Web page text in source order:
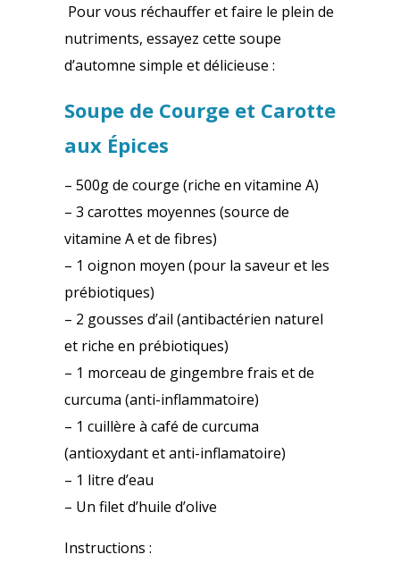
Pour vous réchauffer et faire le plein de
nutriments, essayez cette soupe
d’automne simple et délicieuse :
Soupe de Courge et Carotte
aux Épices
– 500g de courge (riche en vitamine A)
– 3 carottes moyennes (source de
vitamine A et de fibres)
– 1 oignon moyen (pour la saveur et les
prébiotiques)
– 2 gousses d’ail (antibactérien naturel
et riche en prébiotiques)
– 1 morceau de gingembre frais et de
curcuma (anti-inflammatoire)
– 1 cuillère à café de curcuma
(antioxydant et anti-inflamatoire)
– 1 litre d’eau
– Un filet d’huile d’olive
Instructions :